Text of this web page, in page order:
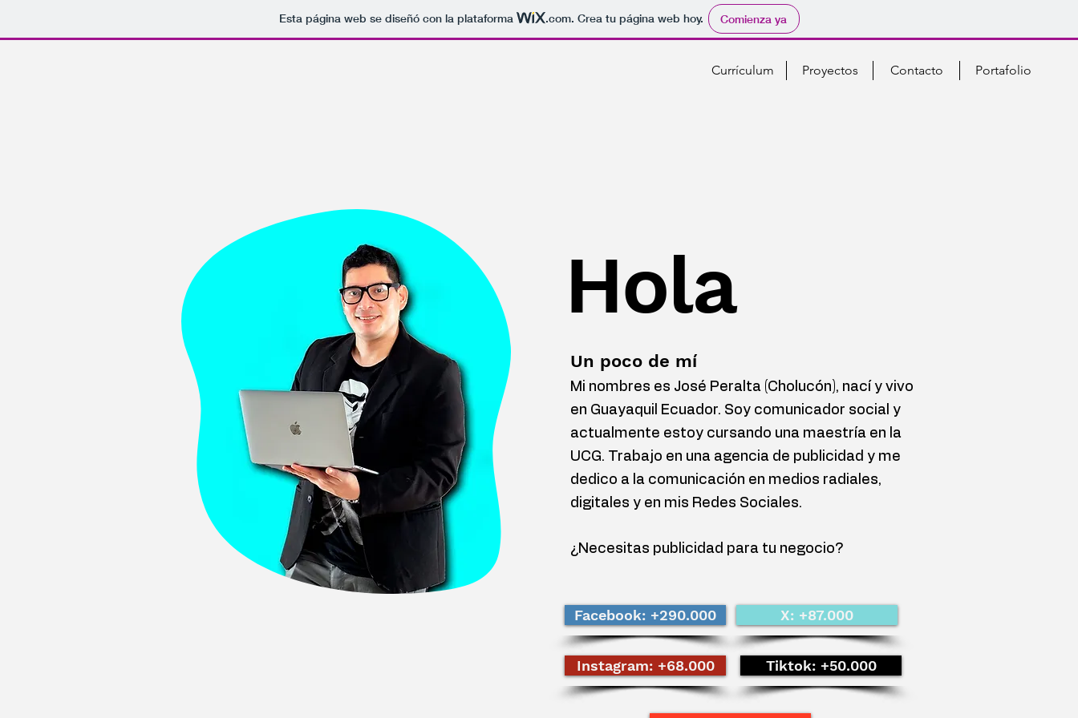
Esta página web se diseñó con la plataforma .com. Crea tu página web hoy. Comienza ya
Currículum Proyectos Contacto Portafolio
Hola
Un poco de mí
Mi nombres es José Peralta (Cholucón), nací y vivo
en Guayaquil Ecuador. Soy comunicador social y
actualmente estoy cursando una maestría en la
UCG. Trabajo en una agencia de publicidad y me
dedico a la comunicación en medios radiales,
digitales y en mis Redes Sociales.
¿Necesitas publicidad para tu negocio?
Facebook: +290.000 X: +87.000
Instagram: +68.000 Tiktok: +50.000